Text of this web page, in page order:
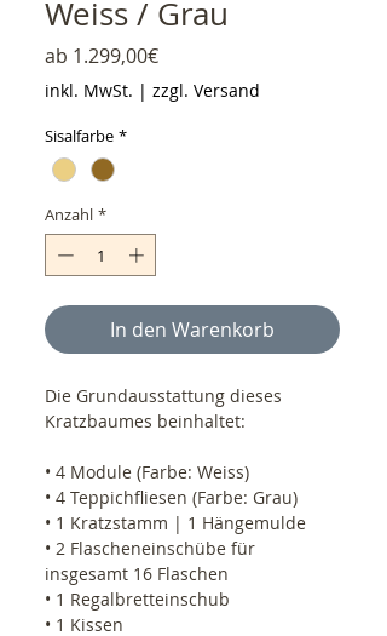
Weiss / Grau
ab 1.299,00€Sale-Preis
inkl. MwSt. | zzgl. Versand
Sisalfarbe *
Anzahl *
In den Warenkorb
Die Grundausstattung dieses
Kratzbaumes beinhaltet:
• 4 Module (Farbe: Weiss)
• 4 Teppichfliesen (Farbe: Grau)
• 1 Kratzstamm | 1 Hängemulde
• 2 Flascheneinschübe für
insgesamt 16 Flaschen
• 1 Regalbretteinschub
• 1 Kissen